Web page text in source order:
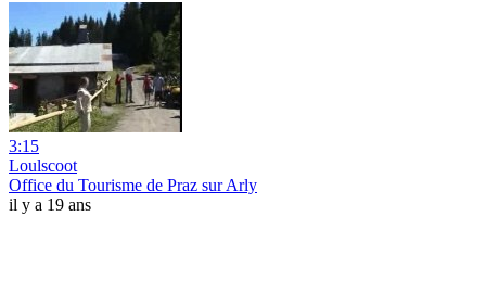
3:15
Loulscoot
Office du Tourisme de Praz sur Arly
il y a 19 ans